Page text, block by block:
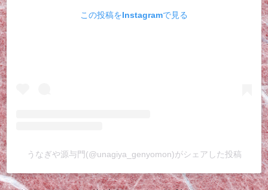
この投稿をInstagramで見る
うなぎや源与門(@unagiya_genyomon)がシェアした投稿